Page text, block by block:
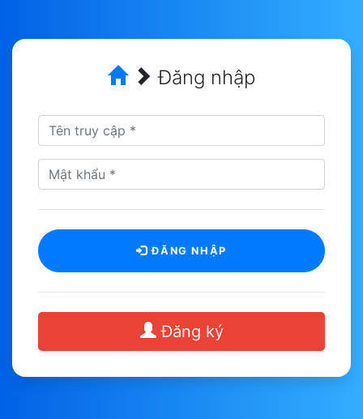
Đăng nhập
ĐĂNG NHẬP
Đăng ký